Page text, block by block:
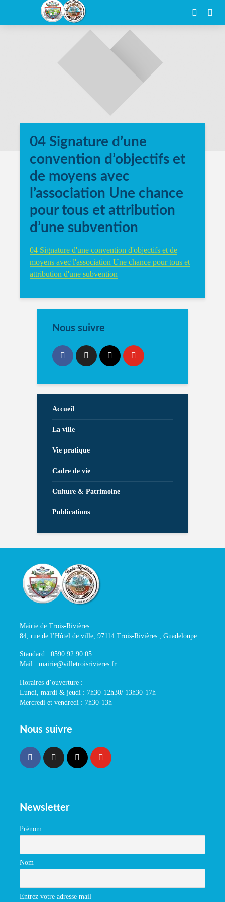
04 Signature d’une
convention d’objectifs et
de moyens avec
l’association Une chance
pour tous et attribution
d’une subvention
04 Signature d'une convention d'objectifs et de
moyens avec l'association Une chance pour tous et
attribution d'une subvention
Nous suivre
Accueil
La ville
Vie pratique
Cadre de vie
Culture & Patrimoine
Publications
Mairie de Trois-Rivières
84, rue de l’Hôtel de ville, 97114 Trois-Rivières , Guadeloupe
Standard : 0590 92 90 05
Mail : mairie@villetroisrivieres.fr
Horaires d’ouverture :
Lundi, mardi & jeudi : 7h30-12h30/ 13h30-17h
Mercredi et vendredi : 7h30-13h
Nous suivre
Newsletter
Prénom
Nom
Entrez votre adresse mail